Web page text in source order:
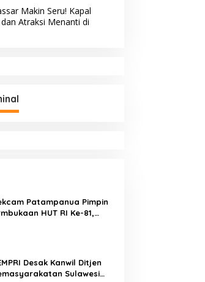
Makin Seru! Kapal
Atraksi Menanti di
Patampanua Pimpin
HUT RI Ke-81,
Desak Kanwil Ditjen
Sulawesi